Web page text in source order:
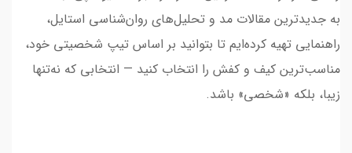
به جدیدترین مقالات مد و تحلیل‌های روان‌شناسی استایل،
راهنمایی تهیه کرده‌ایم تا بتوانید بر اساس تیپ شخصیتی خود،
مناسب‌ترین کیف و کفش را انتخاب کنید — انتخابی که نه‌تنها
زیبا، بلکه «شخصی» باشد.